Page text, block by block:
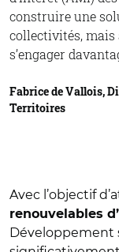
construire une
collectivités, mais
s’engager
Fabrice de Vallois,
Territoires
Avec l’objectif
renouvelables
Développement